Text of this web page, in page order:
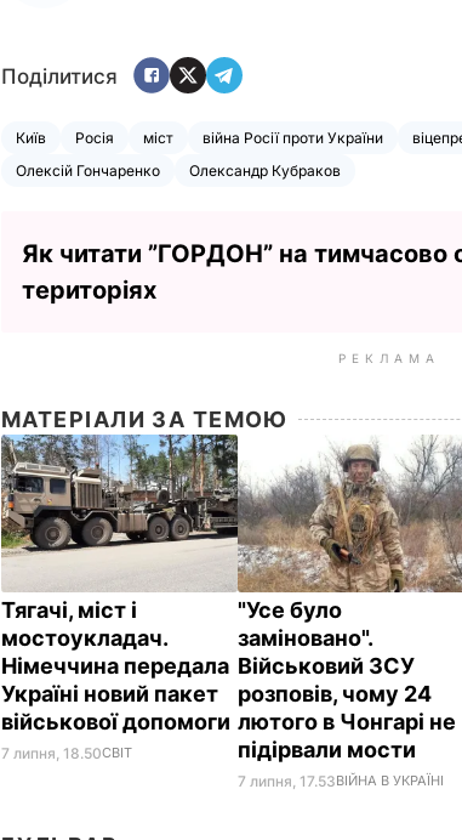
Поділитися
Київ Росія міст війна Росії проти України
Олексій Гончаренко
Олександр Кубраков
Як читати ”ГОРДОН” на тимчасово
територіях
РЕКЛАМА
МАТЕРІАЛИ ЗА ТЕМОЮ
Тягачі, міст і
мостоукладач.
Німеччина передала
Україні новий пакет
військової допомоги
7 липня, 18.50СВІТ
"Усе було
заміновано".
Військовий ЗСУ
розповів, чому 24
лютого в Чонгарі не
підірвали мости
7 липня, 17.53ВІЙНА В УКРАЇНІ